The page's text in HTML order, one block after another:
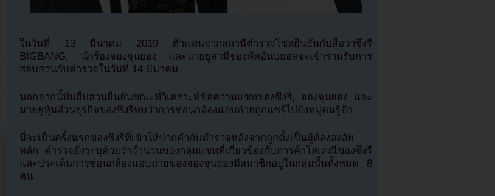
ในวันที่ 13 มีนาคม 2019 ตัวแทนจากสถานีตำรวจโซลยืนยันกับสื่อว่าซึงรี
BIGBANG, นักร้องจองจุนยอง และนายยูสามีของพัคฮันบยอลจะเข้าร่วมรับการ
สอบสวนกับตำรวจในวันที่ 14 มีนาคม
นอกจากนี้ทีมสืบสวนยืนยันขณะที่วิเคราะห์ข้อความแชทของซึงรี, จองจุนยอง และ
นายยูหุ้นส่วนธุรกิจของซึงรีพบว่าการซ่อนกล้องแอบถ่ายถูกแชร์ไปยังหมู่คนรู้จัก
นี่จะเป็นครั้งแรกของซึงรีที่เข้าให้ปากคำกับตำรวจหลังจากถูกตั้งเป็นผู้ต้องสงสัย
หลัก ตำรวจยังระบุด้วยว่าจำนวนของกลุ่มแชทที่เกี่ยวข้องกับการค้าโสเภณีของซึงรี
และประเด็นการซ่อนกล้องแอบถ่ายของจองจุนยองมีสมาชิกอยู่ในกลุ่มนั้นทั้งหมด 8
คน